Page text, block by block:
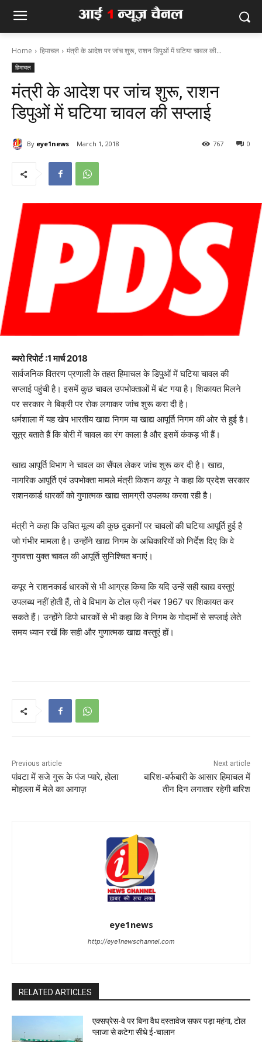
Home हिमाचल मंत्री के आदेश पर जांच शुरू, राशन डिपुओं में घटिया चावल की...
हिमाचल
मंत्री के आदेश पर जांच शुरू, राशन
डिपुओं में घटिया चावल की सप्लाई
By eye1news March 1, 2018 0
767
ब्यरो रिपोर्ट :1 मार्च 2018
सार्वजनिक वितरण प्रणाली के तहत हिमाचल के डिपुओं में घटिया चावल की
सप्लाई पहुंची है। इसमें कुछ चावल उपभोक्ताओं में बंट गया है। शिकायत मिलने
पर सरकार ने बिक्री पर रोक लगाकर जांच शुरू करा दी है।
धर्मशाला में यह खेप भारतीय खाद्य निगम या खाद्य आपूर्ति निगम की ओर से हुई है।
सूत्र बताते हैं कि बोरी में चावल का रंग काला है और इसमें कंकड़ भी हैं।
खाद्य आपूर्ति विभाग ने चावल का सैंपल लेकर जांच शुरू कर दी है। खाद्य,
नागरिक आपूर्ति एवं उपभोक्ता मामले मंत्री किशन कपूर ने कहा कि प्रदेश सरकार
राशनकार्ड धारकों को गुणात्मक खाद्य सामग्री उपलब्ध करवा रही है।
मंत्री ने कहा कि उचित मूल्य की कुछ दुकानों पर चावलों की घटिया आपूर्ति हुई है
जो गंभीर मामला है। उन्होंने खाद्य निगम के अधिकारियों को निर्देश दिए कि वे
गुणवत्ता युक्त चावल की आपूर्ति सुनिश्चित बनाएं।
कपूर ने राशनकार्ड धारकों से भी आग्रह किया कि यदि उन्हें सही खाद्य वस्तुएं
उपलब्ध नहीं होती हैं, तो वे विभाग के टोल फ्री नंबर 1967 पर शिकायत कर
सकते हैं। उन्होंने डिपो धारकों से भी कहा कि वे निगम के गोदामों से सप्लाई लेते
समय ध्यान रखें कि सही और गुणात्मक खाद्य वस्तुएं हों।
Previous article
पांवटा में सजे गुरू के पंज प्यारे, होला
मोहल्ला में मेले का आगाज़
Next article
बारिश-बर्फबारी के आसार हिमाचल में
तीन दिन लगातार रहेगी बारिश
eye1news
http://eye1newschannel.com
RELATED ARTICLES
एक्सप्रेस-वे पर बिना वैध दस्तावेज सफर पड़ा महंगा, टोल
प्लाजा से कटेगा सीधे ई-चालान